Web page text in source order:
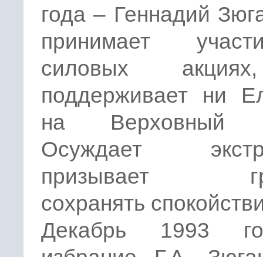
года – Геннадий
принимает
силовых
поддерживает ни
на Верховный
Осуждает
призывает
сохранять
Декабрь 1993